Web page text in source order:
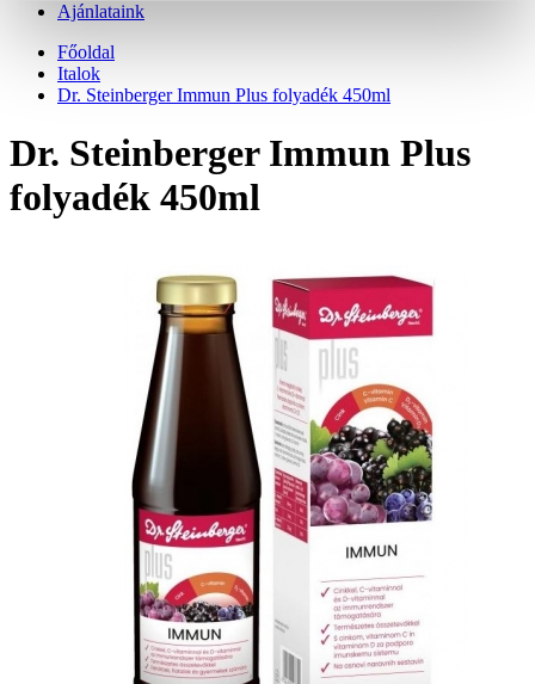
Ajánlataink
Főoldal
Italok
Dr. Steinberger Immun Plus folyadék 450ml
Dr. Steinberger Immun Plus
folyadék 450ml